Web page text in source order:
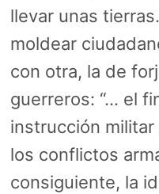
llevar unas
moldear
con otra, la de
guerreros: “… el
instrucción militar
los conflictos
consiguiente, la